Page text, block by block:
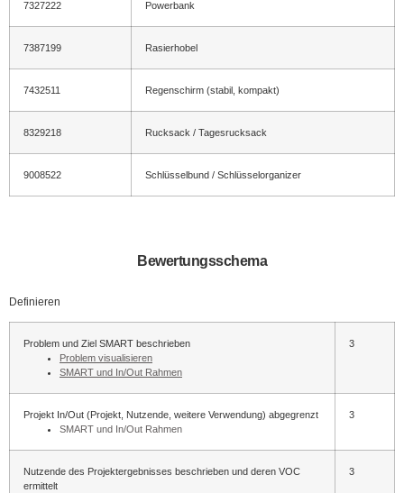
7327222 Powerbank
7387199 Rasierhobel
7432511 Regenschirm (stabil, kompakt)
8329218 Rucksack / Tagesrucksack
9008522 Schlüsselbund / Schlüsselorganizer
Bewertungsschema
Definieren
Problem und Ziel SMART beschrieben
Problem visualisieren
SMART und In/Out Rahmen
3
Projekt In/Out (Projekt, Nutzende, weitere Verwendung) abgegrenzt
SMART und In/Out Rahmen
3
Nutzende des Projektergebnisses beschrieben und deren VOC
ermittelt
3